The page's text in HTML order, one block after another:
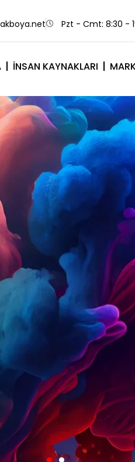
Pzt - Cmt: 8:30 -
İNSAN KAYNAKLARI
Sizin
Olsun